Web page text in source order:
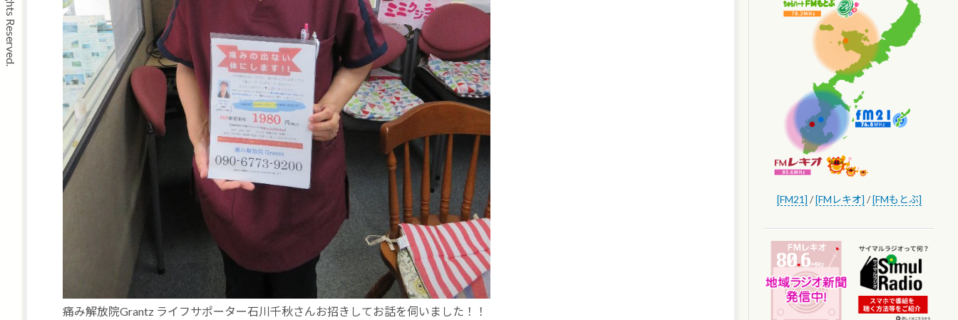
痛み解放院Grantz ライフサポーター石川千秋さんお招きしてお話を伺いました！！
[FM21] /[FMレキオ] /[FMもとぶ]